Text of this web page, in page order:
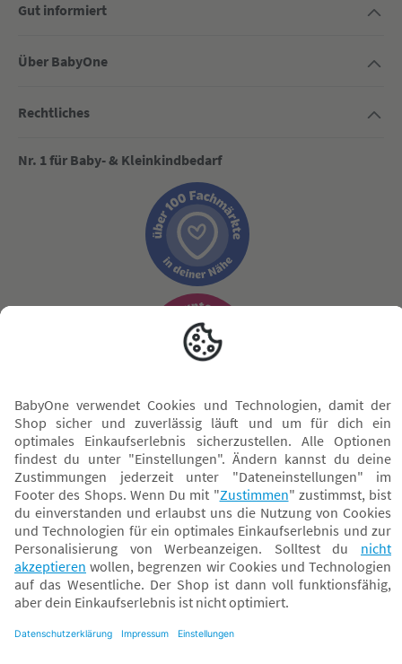
Gut informiert
Über BabyOne
Rechtliches
Nr. 1 für Baby- & Kleinkindbedarf
Sicher zahlen